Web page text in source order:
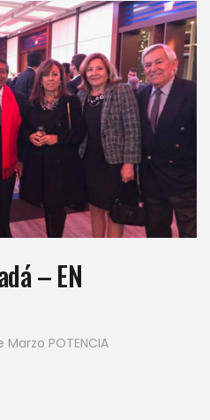
– EN
POTENCIA